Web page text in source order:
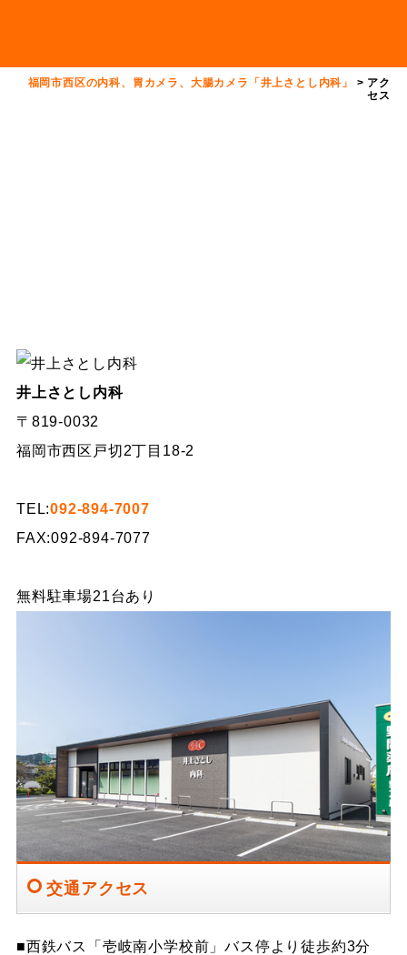
福岡市西区の内科、胃カメラ、大腸カメラ「井上さとし内科」 > アク
セス
井上さとし内科
〒819-0032
福岡市西区戸切2丁目18-2
TEL:092-894-7007
FAX:092-894-7077
無料駐車場21台あり
交通アクセス
■西鉄バス「壱岐南小学校前」バス停より徒歩約3分